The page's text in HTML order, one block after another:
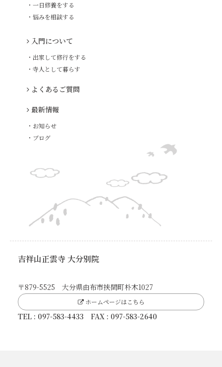
・一日修養をする
・悩みを相談する
入門について
・出家して修行をする
・寺人として暮らす
よくあるご質問
最新情報
・お知らせ
・ブログ
吉祥山正雲寺 大分別院
〒879-5525 大分県由布市挾間町朴木1027
ホームページはこちら
TEL : 097-583-4433 FAX : 097-583-2640